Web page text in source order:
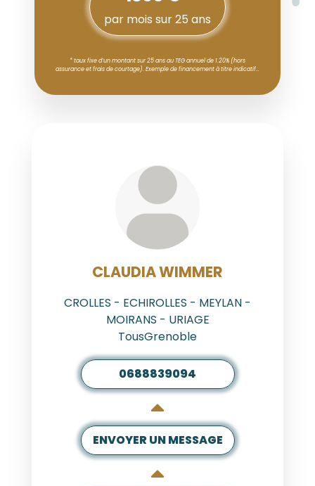
par mois sur 25 ans
* taux fixe d’un montant sur 25 ans au TEG annuel de 1.20% (hors
assurance et frais de courtage). Exemple de financement à titre indicatif…
AGENT
CLAUDIA WIMMER
CROLLES - ECHIROLLES - MEYLAN -
MOIRANS - URIAGE
TousGrenoble
0688839094
ENVOYER UN MESSAGE